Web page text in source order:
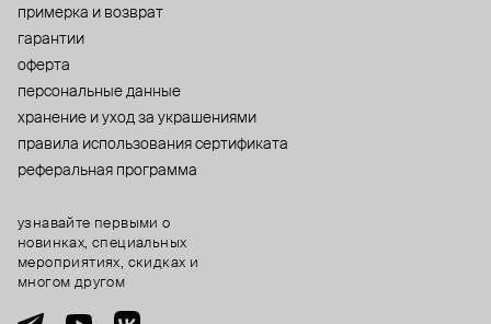
примерка и возврат
гарантии
оферта
персональные данные
хранение и уход за украшениями
правила использования сертификата
реферальная программа
узнавайте первыми о
новинках, специальных
мероприятиях, скидках и
многом другом